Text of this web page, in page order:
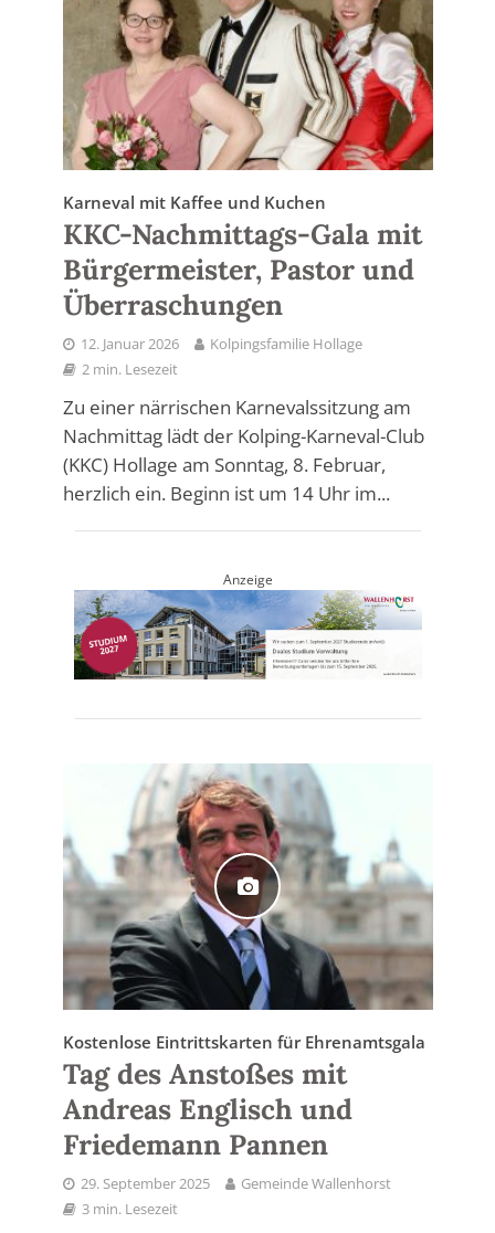
Karneval mit Kaffee und Kuchen
KKC-Nachmittags-Gala mit
Bürgermeister, Pastor und
Überraschungen
12. Januar 2026
Kolpingsfamilie Hollage
2 min. Lesezeit
Zu einer närrischen Karnevalssitzung am
Nachmittag lädt der Kolping-Karneval-Club
(KKC) Hollage am Sonntag, 8. Februar,
herzlich ein. Beginn ist um 14 Uhr im...
Anzeige
Kostenlose Eintrittskarten für Ehrenamtsgala
Tag des Anstoßes mit
Andreas Englisch und
Friedemann Pannen
29. September 2025
Gemeinde Wallenhorst
3 min. Lesezeit